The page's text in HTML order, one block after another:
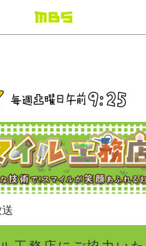
アニメ
ニュース
イベント